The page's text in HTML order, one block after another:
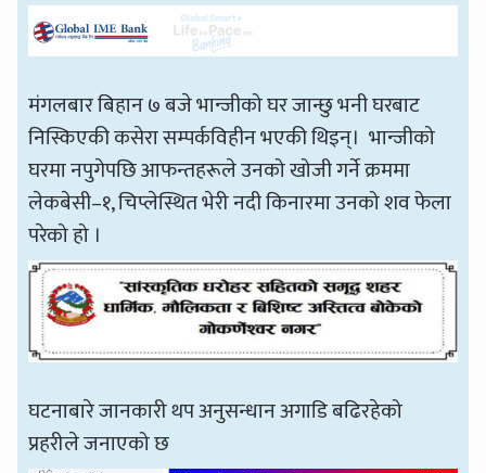
मंगलबार बिहान ७ बजे भान्जीको घर जान्छु भनी घरबाट
निस्किएकी कसेरा सम्पर्कविहीन भएकी थिइन्। भान्जीको
घरमा नपुगेपछि आफन्तहरूले उनको खोजी गर्ने क्रममा
लेकबेसी–१, चिप्लेस्थित भेरी नदी किनारमा उनको शव फेला
परेको हो ।
घटनाबारे जानकारी थप अनुसन्धान अगाडि बढिरहेको
प्रहरीले जनाएको छ